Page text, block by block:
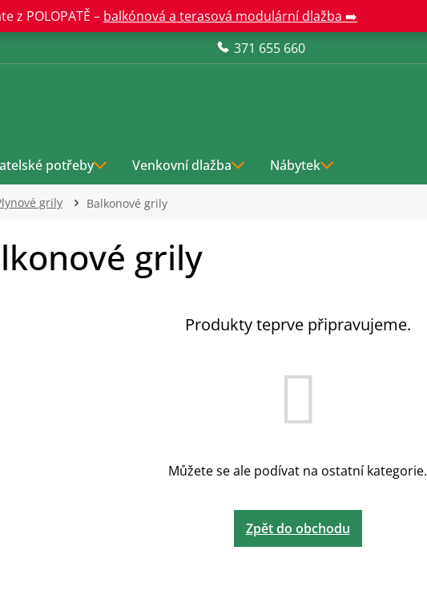
z POLOPATĚ – balkónová a terasová modulární dlažba ➡️
371 655 660
potřeby Venkovní dlažba Nábytek
grily Balkonové grily
grily
Produkty teprve připravujeme.
Můžete se ale podívat na ostatní kategorie.
Zpět do obchodu